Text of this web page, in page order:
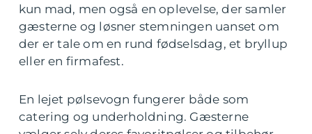
kun mad, men også en oplevelse, der samler
gæsterne og løsner stemningen uanset om
der er tale om en rund fødselsdag, et bryllup
eller en firmafest.
En lejet pølsevogn fungerer både som
catering og underholdning. Gæsterne